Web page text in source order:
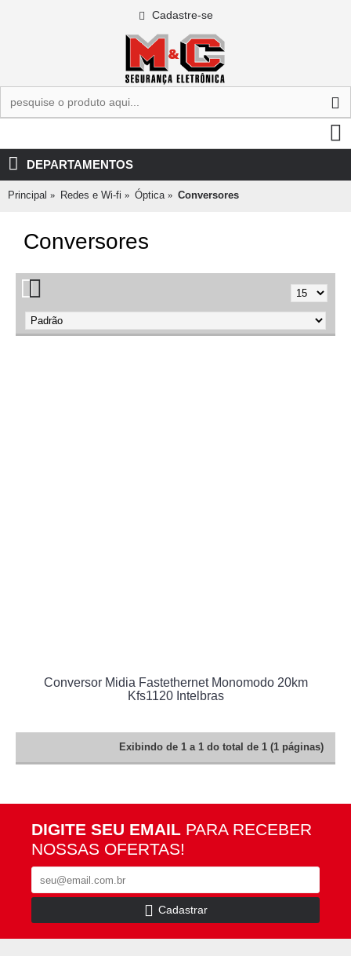
Cadastre-se
DEPARTAMENTOS
Principal Redes e Wi-fi Óptica Conversores
Conversores
Conversor Midia Fastethernet Monomodo 20km
Kfs1120 Intelbras
Exibindo de 1 a 1 do total de 1 (1 páginas)
DIGITE SEU EMAIL PARA RECEBER
NOSSAS OFERTAS!
Cadastrar